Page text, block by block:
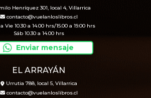
Henríquez 301, local 4, Villarrica
contacto@vuelanloslibros.cl
Vie 10.30 a 14.00 hrs/15.00 a 19.00 hrs
Sáb 10.30 a 14.00 hrs
Enviar mensaje
EL ARRAYÁN
Urrutia 788, local 5, Villarrica
contacto@vuelanloslibros.cl